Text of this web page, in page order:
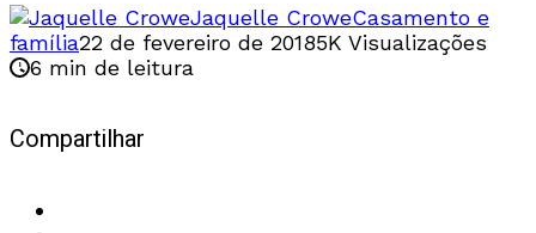
Jaquelle CroweCasamento e
família22 de fevereiro de 20185K Visualizações
6 min de leitura
Compartilhar